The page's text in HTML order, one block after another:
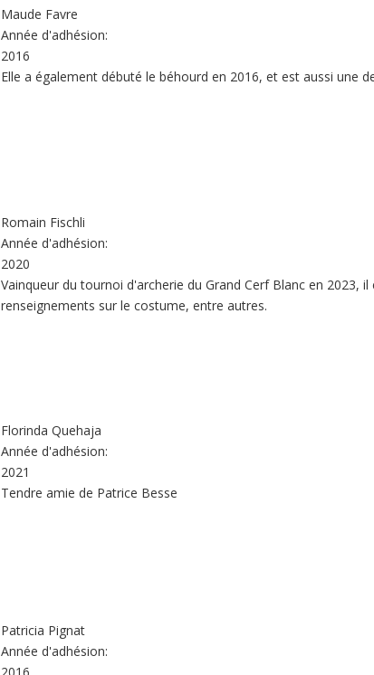
Maude Favre
Année d'adhésion:
2016
Elle a également débuté le béhourd en 2016, et est aussi une
Romain Fischli
Année d'adhésion:
2020
Vainqueur du tournoi d'archerie du Grand Cerf Blanc en 2023,
renseignements sur le costume, entre autres.
Florinda Quehaja
Année d'adhésion:
2021
Tendre amie de Patrice Besse
Patricia Pignat
Année d'adhésion:
2016